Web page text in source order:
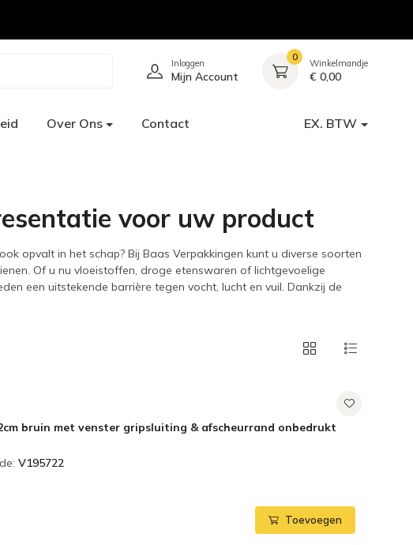
Inloggen
Mijn Account
0
Winkelmandje
€ 0,00
Over Ons Contact EX. BTW
voor uw product
opvalt in het schap? Bij Baas Verpakkingen kunt u diverse soorten
Of u nu vloeistoffen, droge etenswaren of lichtgevoelige
een uitstekende barrière tegen vocht, lucht en vuil. Dankzij de
bruin met venster gripsluiting & afscheurrand onbedrukt
V195722
Toevoegen